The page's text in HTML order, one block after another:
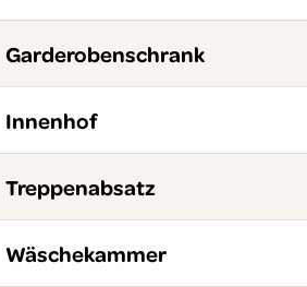
Garderobenschrank
Innenhof
Treppenabsatz
Wäschekammer